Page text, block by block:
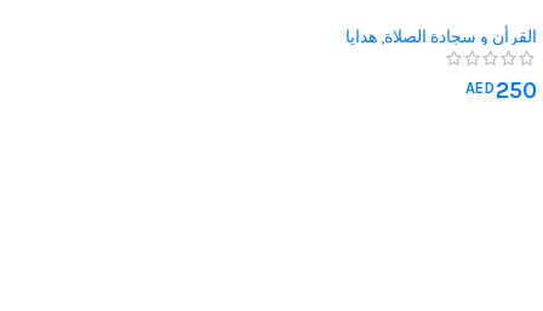
القرأن و سجادة الصلاة, هدايا
المناسبات,هدايا الحج والعمرة
الزفاف, هدية الذكرى السنويةAED 250